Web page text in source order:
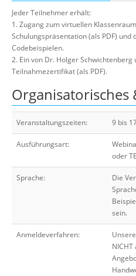
Jeder Teilnehmer erhält:
1. Zugang zum virtuellen
Schulungspräsentation (als PDF) und
Codebeispielen.
2. Ein von Dr. Holger
Teilnahmezertifikat (als PDF).
Organisatorisches
Veranstaltungszeiten: 9 bis
Ausführungsart:
oder
Sprache:
Die
sein.
Anmeldeverfahren: